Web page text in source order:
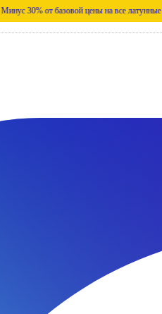
от базовой цены на все латунные изделия!!!